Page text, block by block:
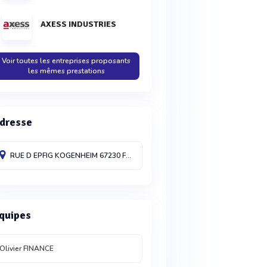
AXESS INDUSTRIES
Voir toutes les entreprises proposants
les mêmes prestations
RUE D EPFIGKOGENHEIM67230France
Olivier FINANCE